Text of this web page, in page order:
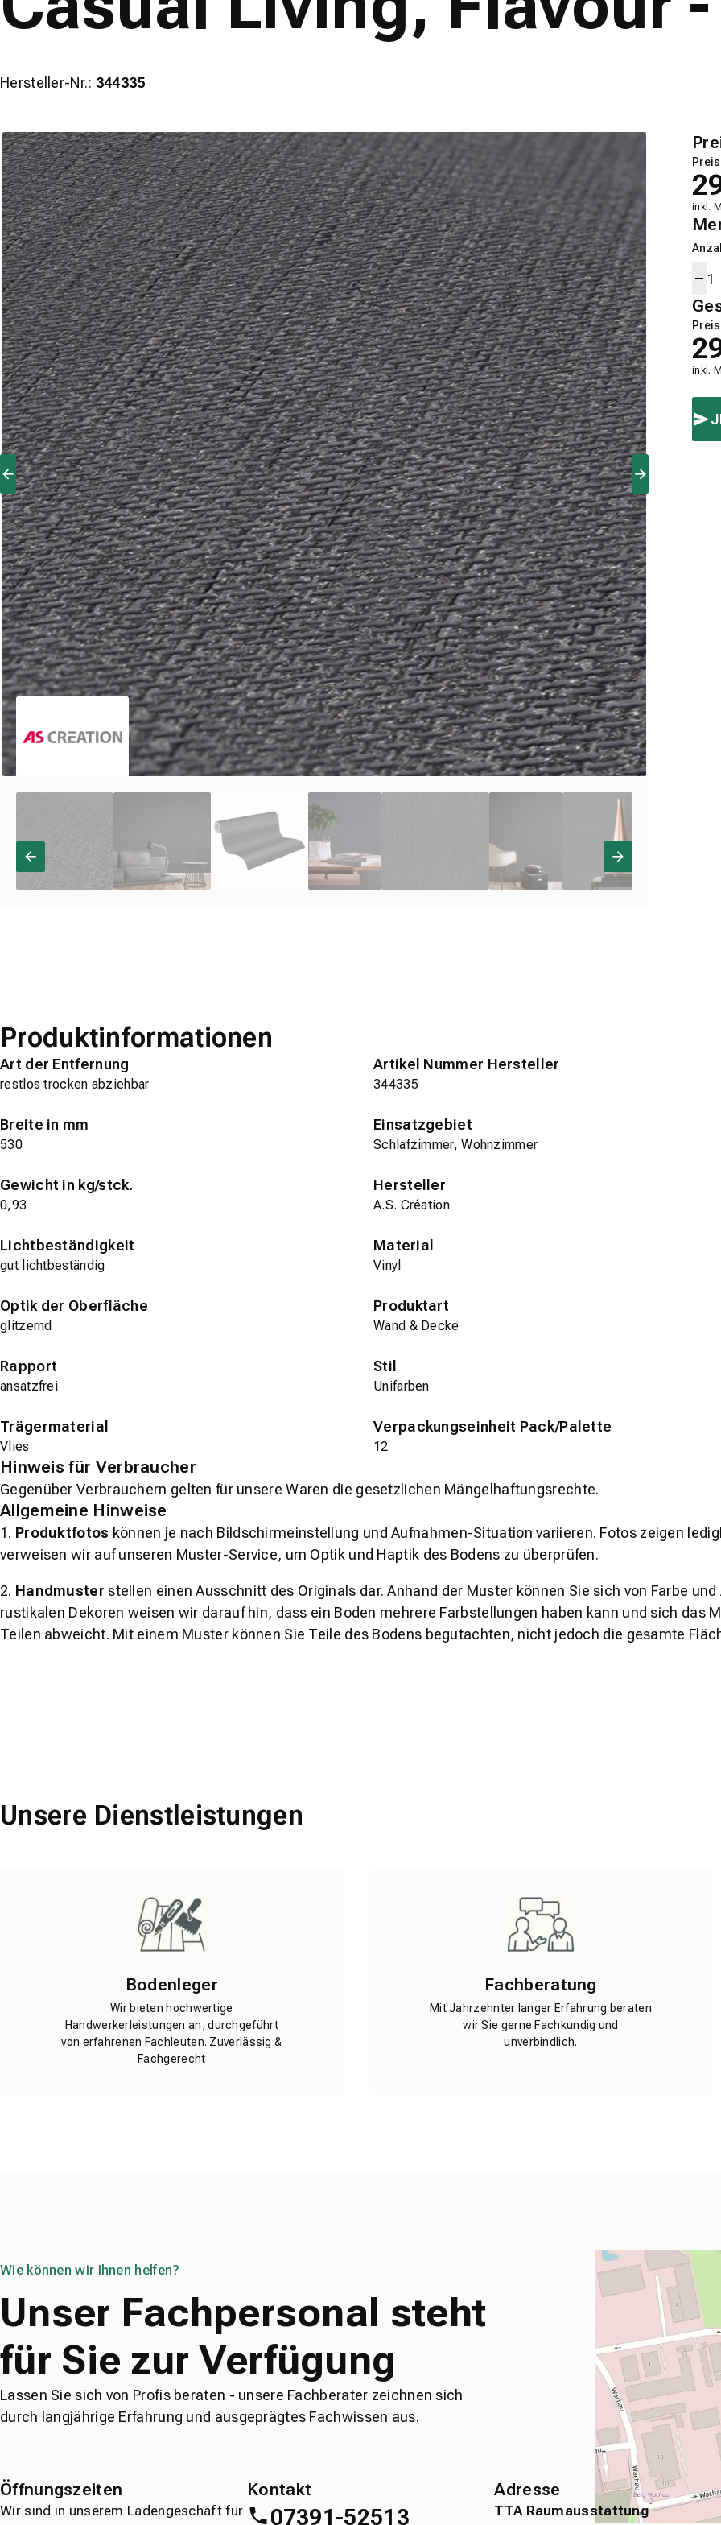
Hersteller-Nr.: 344335
inkl.
Preis
inkl.
Produktinformationen
Art der Entfernung
restlos trocken abziehbar
Artikel Nummer Hersteller
344335
Breite in mm
530
Einsatzgebiet
Schlafzimmer, Wohnzimmer
Gewicht in kg/stck.
0,93
Hersteller
A.S. Création
Lichtbeständigkeit
gut lichtbeständig
Material
Vinyl
Optik der Oberfläche
glitzernd
Produktart
Wand & Decke
Rapport
ansatzfrei
Stil
Unifarben
Trägermaterial
Vlies
Verpackungseinheit Pack/Palette
12
Hinweis für Verbraucher
Gegenüber Verbrauchern gelten für unsere Waren die gesetzlichen Mängelhaftungsrechte.
Allgemeine Hinweise
1. Produktfotos können je nach Bildschirmeinstellung und Aufnahmen-Situation variieren. Fotos zeigen
verweisen wir auf unseren Muster-Service, um Optik und Haptik des Bodens zu überprüfen.
2. Handmuster stellen einen Ausschnitt des Originals dar. Anhand der Muster können Sie sich von Farbe
rustikalen Dekoren weisen wir darauf hin, dass ein Boden mehrere Farbstellungen haben kann und sich das
Teilen abweicht. Mit einem Muster können Sie Teile des Bodens begutachten, nicht jedoch die gesamte
Unsere Dienstleistungen
Bodenleger
Wir bieten hochwertige
Handwerkerleistungen an, durchgeführt
von erfahrenen Fachleuten. Zuverlässig &
Fachgerecht
Fachberatung
Mit Jahrzehnter langer Erfahrung beraten
wir Sie gerne Fachkundig und
unverbindlich.
Wie können wir Ihnen helfen?
Unser Fachpersonal steht
für Sie zur Verfügung
Lassen Sie sich von Profis beraten - unsere Fachberater zeichnen sich
durch langjährige Erfahrung und ausgeprägtes Fachwissen aus.
Öffnungszeiten
Wir sind in unserem Ladengeschäft für
Kontakt
07391-52513
Adresse
TTA Raumausstattung